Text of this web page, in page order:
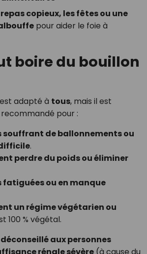
copieux, les fêtes ou une
pour aider le foie à
boire du bouillon
adapté à tous, mais il est
pour :
souffrant de ballonnements ou
.
perdre du poids ou éliminer
fatiguées ou en manque
un régime végétarien ou
100 % végétal.
déconseillé aux personnes
rénale sévère(à cause du